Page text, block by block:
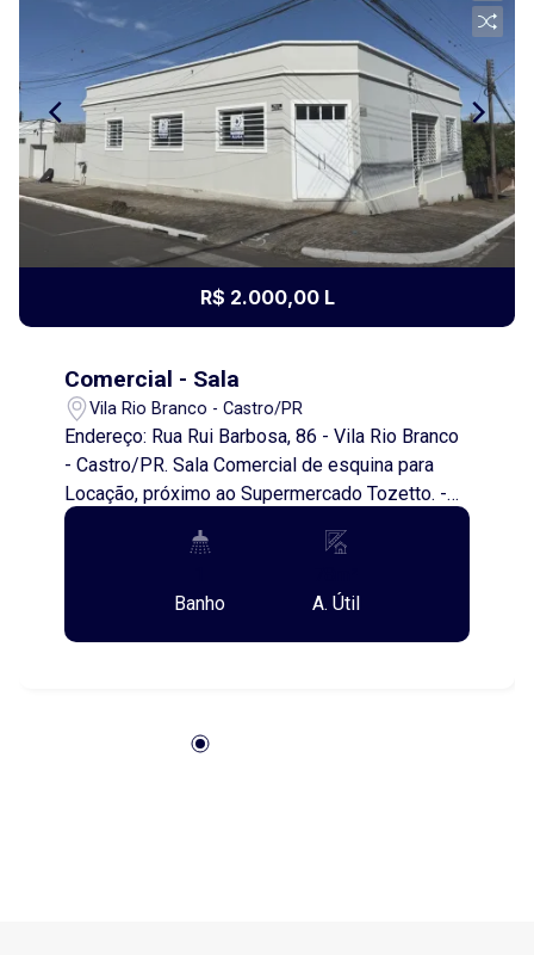
R$ 2.000,00 L
Comercial - Sala
Vila Rio Branco - Castro/PR
Endereço: Rua Rui Barbosa, 86 - Vila Rio Branco
- Castro/PR. Sala Comercial de esquina para
Locação, próximo ao Supermercado Tozetto. -
Área aproximada de 78,00 metros quadrados - 1
grande visibilidade e fácil acesso. Entre em
contato para agendar uma visita! Além do
Imóvel (FCI) equivalente a 5% do valor do
Banho
A. Útil